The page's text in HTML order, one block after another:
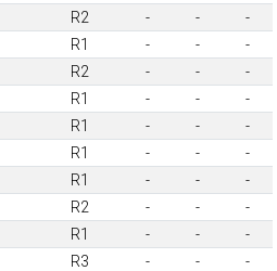
R2 - -
-
R1 - -
-
R2 - -
-
R1 - -
-
R1 - -
-
R1 - -
-
R1 - -
-
R2 - -
-
R1 - -
-
R3 - -
-